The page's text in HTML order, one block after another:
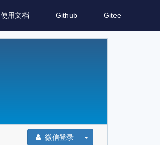
使用文档 Github Gitee
微信登录